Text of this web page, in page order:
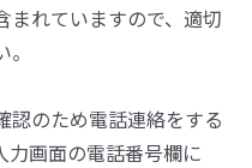
まれていますので、適切
認のため電話連絡をする
力画面の電話番号欄に